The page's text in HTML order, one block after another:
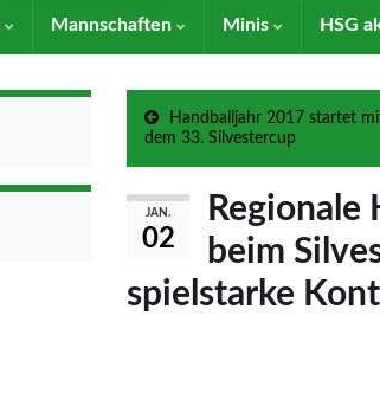
Mannschaften Minis HSG
Handballjahr 2017 startet
dem 33. Silvestercup
JAN.
02
Regionale
beim
spielstarke